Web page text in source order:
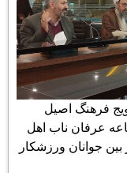
فرهنگ اصیل
عرفان ناب اهل
جوانان ورزشکار